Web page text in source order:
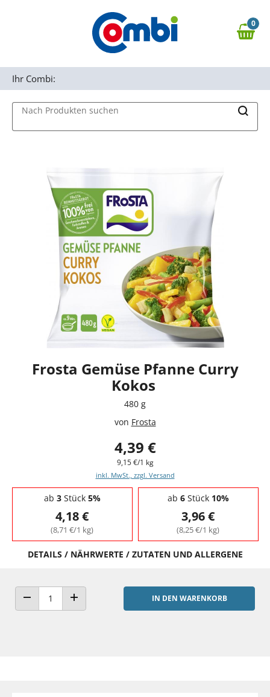
Zur Navigation springen
0,00 €
0
Nach Produkten suchen
Ihr Combi:
Frosta Gemüse Pfanne Curry
Kokos
480 g
von Frosta
4,39 €
9,15 €/1 kg
inkl. MwSt., zzgl. Versand
Staffelpreise - Mengenrabatt
ab 3Stück 5%
4,18 €
(8,71 €/1 kg)
ab 6Stück 10%
3,96 €
(8,25 €/1 kg)
DETAILS / NÄHRWERTE / ZUTATEN UND ALLERGENE
ANZAHL VERRINGERNANZAHL ERHÖHEN
IN DEN WARENKORB